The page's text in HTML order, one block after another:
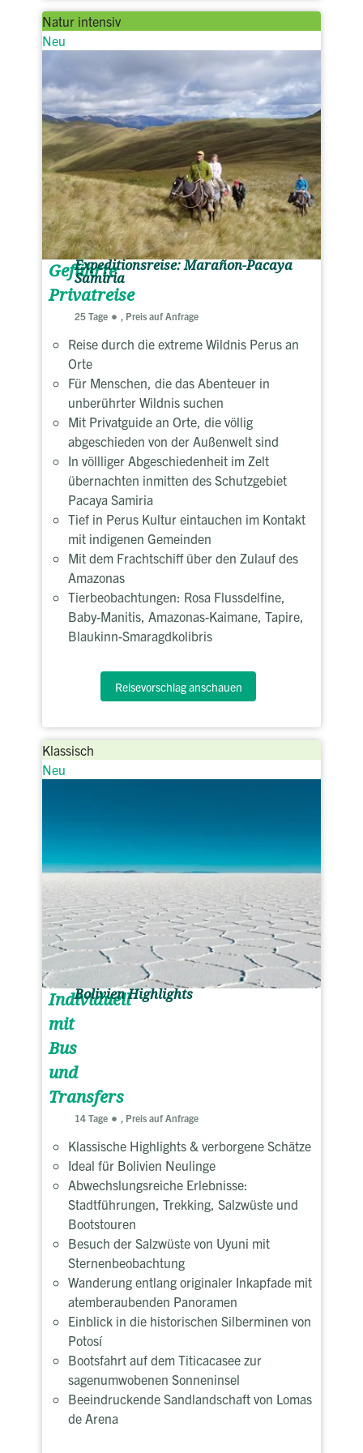
Natur intensiv
Neu
Geführte
Privatreise
Expeditionsreise: Marañon-Pacaya
Samiria
25 Tage , Preis auf Anfrage
Reise durch die extreme Wildnis Perus an
Orte
Für Menschen, die das Abenteuer in
unberührter Wildnis suchen
Mit Privatguide an Orte, die völlig
abgeschieden von der Außenwelt sind
In völlliger Abgeschiedenheit im Zelt
übernachten inmitten des Schutzgebiet
Pacaya Samiria
Tief in Perus Kultur eintauchen im Kontakt
mit indigenen Gemeinden
Mit dem Frachtschiff über den Zulauf des
Amazonas
Tierbeobachtungen: Rosa Flussdelfine,
Baby-Manitis, Amazonas-Kaimane, Tapire,
Blaukinn-Smaragdkolibris
Reisevorschlag anschauen
Klassisch
Neu
Individuell
mit
Bus
und
Transfers
Bolivien Highlights
14 Tage , Preis auf Anfrage
Klassische Highlights & verborgene Schätze
Ideal für Bolivien Neulinge
Abwechslungsreiche Erlebnisse:
Stadtführungen, Trekking, Salzwüste und
Bootstouren
Besuch der Salzwüste von Uyuni mit
Sternenbeobachtung
Wanderung entlang originaler Inkapfade mit
atemberaubenden Panoramen
Einblick in die historischen Silberminen von
Potosí
Bootsfahrt auf dem Titicacasee zur
sagenumwobenen Sonneninsel
Beeindruckende Sandlandschaft von Lomas
de Arena